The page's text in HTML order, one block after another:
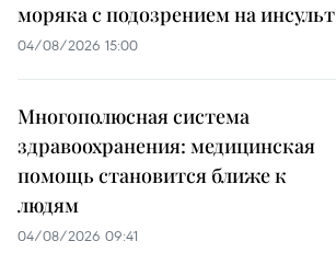
моряка с подозрением на инсульт
04/08/2026 15:00
Многополюсная система
здравоохранения: медицинская
помощь становится ближе к
людям
04/08/2026 09:41